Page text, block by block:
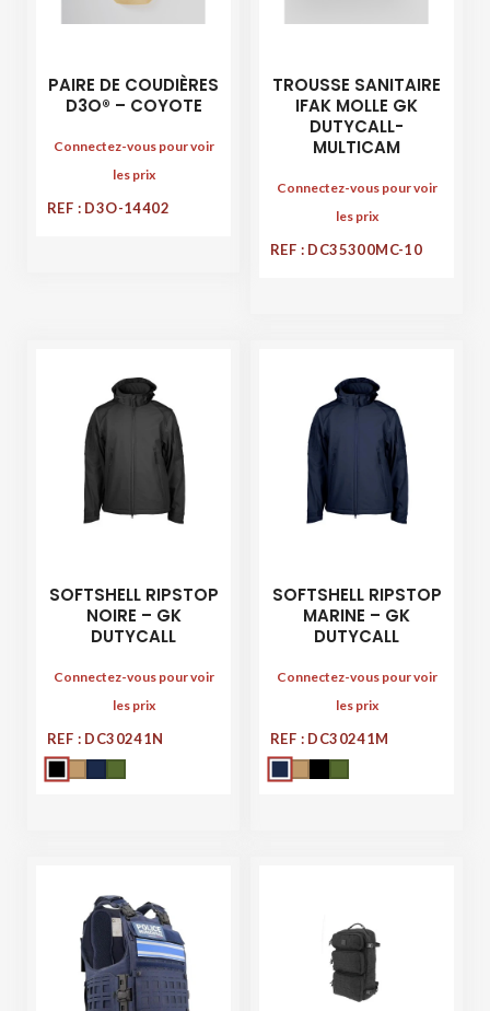
PAIRE DE COUDIÈRES
D3O® – COYOTE
Connectez-vous pour voir
les prix
REF : D3O-14402
TROUSSE SANITAIRE
IFAK MOLLE GK
DUTYCALL-
MULTICAM
Connectez-vous pour voir
les prix
REF : DC35300MC-10
SOFTSHELL RIPSTOP
NOIRE – GK
DUTYCALL
Connectez-vous pour voir
les prix
REF : DC30241N
SOFTSHELL RIPSTOP
MARINE – GK
DUTYCALL
Connectez-vous pour voir
les prix
REF : DC30241M